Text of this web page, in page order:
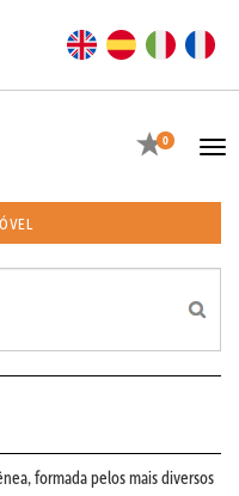
EN ES
Favoritos
0
formada pelos mais diversos